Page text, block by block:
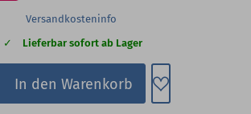
Versandkosteninfo
Lieferbar sofort ab Lager
In den Warenkorb Zum